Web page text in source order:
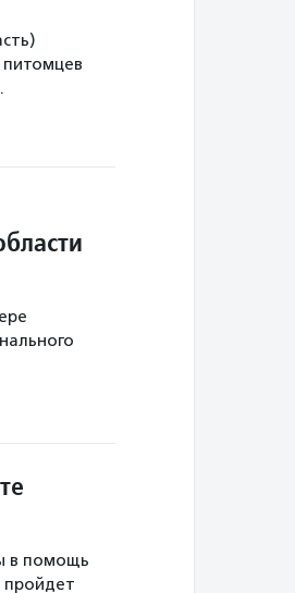
питомцев
в помощь